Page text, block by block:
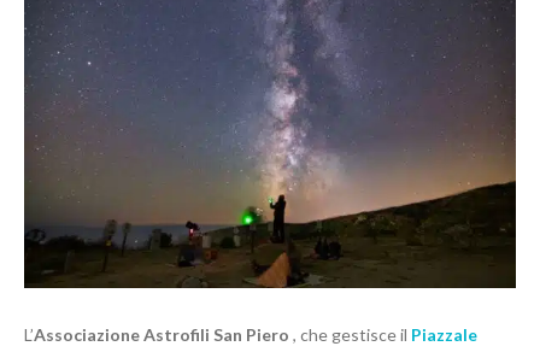
L’Associazione Astrofili San Piero , che gestisce il Piazzale